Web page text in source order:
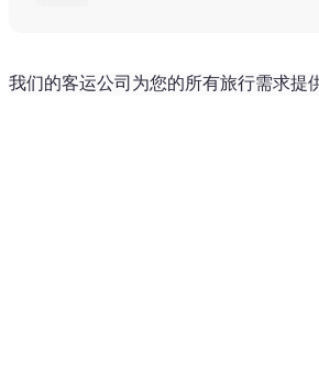
我们的客运公司为您的所有旅行需求提